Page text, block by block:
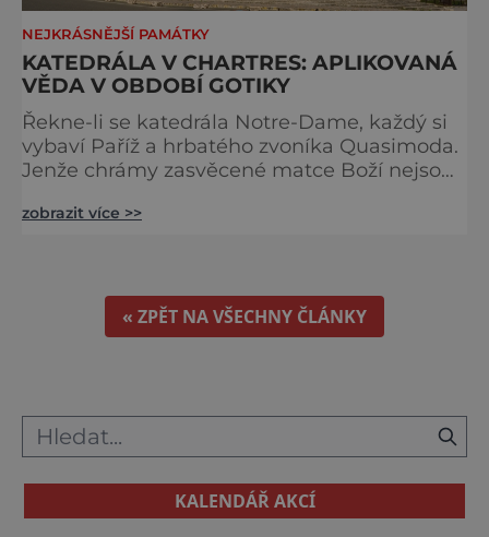
NEJKRÁSNĚJŠÍ PAMÁTKY
KATEDRÁLA V CHARTRES: APLIKOVANÁ
VĚDA V OBDOBÍ GOTIKY
Řekne-li se katedrála Notre-Dame, každý si
vybaví Paříž a hrbatého zvoníka Quasimoda.
Jenže chrámy zasvěcené matce Boží nejsou
obyvatelé města Rouen se mohou pochlubit
stavbou světa. Ovšem nejpůsobivější perlou
toho jména je ta, která se nachází v Chartres.
Městečko Chartres se
zobrazit více >>
« ZPĚT NA VŠECHNY ČLÁNKY
KALENDÁŘ AKCÍ